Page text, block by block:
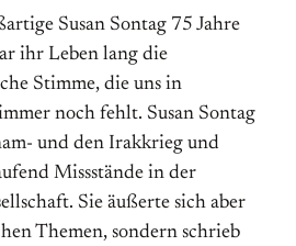
Susan Sontag 75 Jahre
ihr Leben lang die
Stimme, die uns in
noch fehlt. Susan Sontag
und den Irakkrieg und
Missstände in der
Sie äußerte sich aber
Themen, sondern schrieb